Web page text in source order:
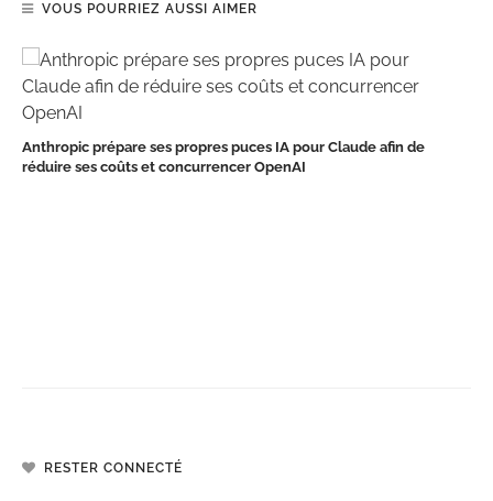
VOUS POURRIEZ AUSSI AIMER
Anthropic prépare ses propres puces IA pour Claude afin de
réduire ses coûts et concurrencer OpenAI
RESTER CONNECTÉ